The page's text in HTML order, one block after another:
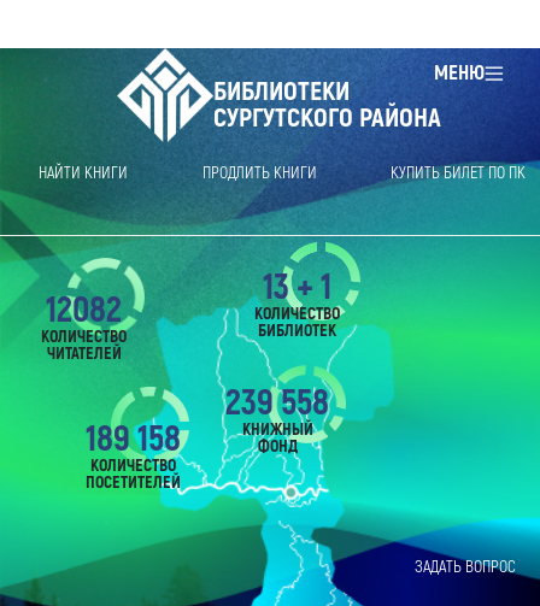
МЕНЮ
БИБЛИОТЕКИ
СУРГУТСКОГО РАЙОНА
НАЙТИ КНИГИ ПРОДЛИТЬ КНИГИ КУПИТЬ БИЛЕТ ПО ПК
ЗАДАТЬ ВОПРОС
12082
КОЛИЧЕСТВО
ЧИТАТЕЛЕЙ
189 158
КОЛИЧЕСТВО
ПОСЕТИТЕЛЕЙ
239 558
КНИЖНЫЙ
ФОНД
13 + 1
КОЛИЧЕСТВО
БИБЛИОТЕК